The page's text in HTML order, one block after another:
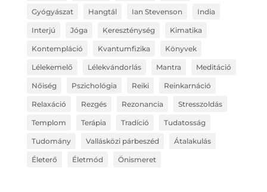
Gyógyászat Hangtál Ian Stevenson India
Interjú Jóga Kereszténység Kimatika
Kontempláció Kvantumfizika Könyvek
Lélekemelő Lélekvándorlás Mantra Meditáció
Nőiség Pszichológia Reiki Reinkarnáció
Relaxáció Rezgés Rezonancia Stresszoldás
Templom Terápia Tradíció Tudatosság
Tudomány Vallásközi párbeszéd Átalakulás
Életerő Életmód Önismeret